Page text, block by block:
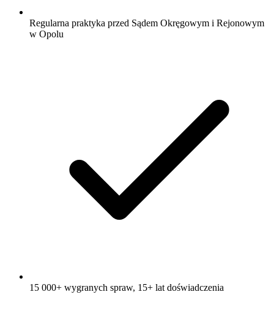
Regularna praktyka przed Sądem Okręgowym i Rejonowym
w Opolu
15 000+ wygranych spraw, 15+ lat doświadczenia